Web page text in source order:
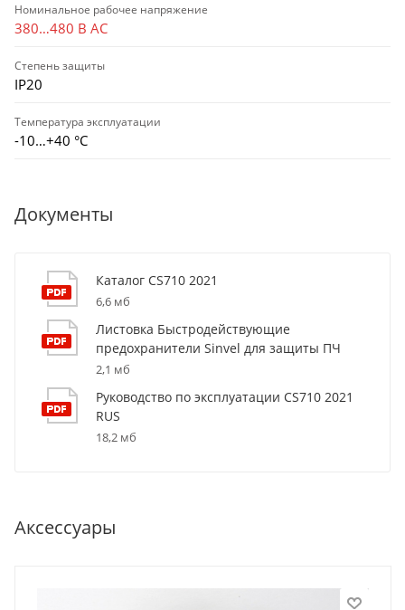
Номинальное рабочее напряжение
380…480 В AC
Степень защиты
IP20
Температура эксплуатации
-10…+40 °С
Документы
Каталог CS710 2021
6,6 мб
Листовка Быстродействующие
предохранители Sinvel для защиты ПЧ
2,1 мб
Руководство по эксплуатации CS710 2021
RUS
18,2 мб
Аксессуары